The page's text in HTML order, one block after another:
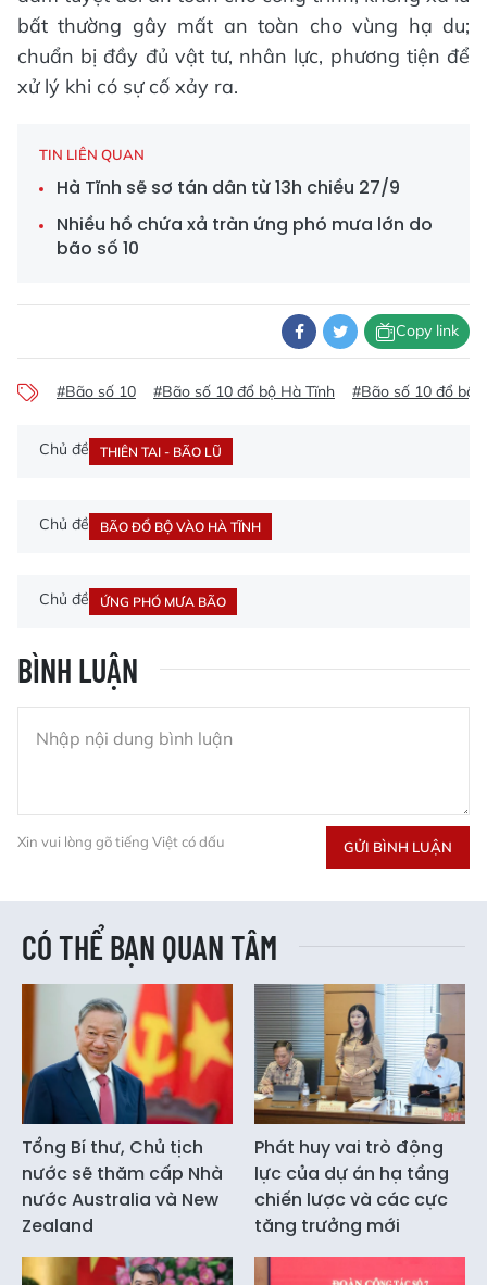
bất thường gây mất an toàn cho vùng hạ du;
chuẩn bị đầy đủ vật tư, nhân lực, phương tiện để
xử lý khi có sự cố xảy ra.
TIN LIÊN QUAN
Hà Tĩnh sẽ sơ tán dân từ 13h chiều 27/9
Nhiều hồ chứa xả tràn ứng phó mưa lớn do
bão số 10
Copy link
#Bão số 10 #Bão số 10 đổ bộ Hà Tĩnh #Bão số 10 đổ bộ
Chủ đề THIÊN TAI - BÃO LŨ
Chủ đề BÃO ĐỔ BỘ VÀO HÀ TĨNH
Chủ đề ỨNG PHÓ MƯA BÃO
BÌNH LUẬN
Xin vui lòng gõ tiếng Việt có dấu GỬI BÌNH LUẬN
CÓ THỂ BẠN QUAN TÂM
Tổng Bí thư, Chủ tịch
nước sẽ thăm cấp Nhà
nước Australia và New
Zealand
Phát huy vai trò động
lực của dự án hạ tầng
chiến lược và các cực
tăng trưởng mới